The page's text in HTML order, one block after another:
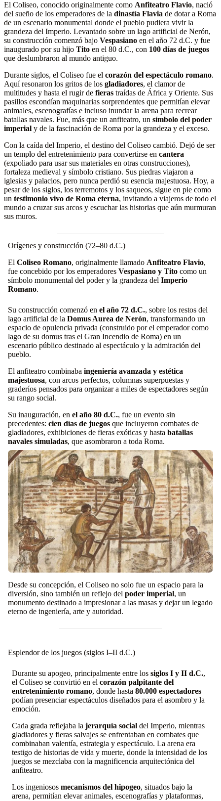
El Coliseo, conocido originalmente como Anfiteatro Flavio, nació
del sueño de los emperadores de la dinastía Flavia de dotar a Roma
de un escenario monumental donde el pueblo pudiera vivir la
grandeza del Imperio. Levantado sobre un lago artificial de Nerón,
su construcción comenzó bajo Vespasiano en el año 72 d.C. y fue
inaugurado por su hijo Tito en el 80 d.C., con 100 días de juegos
que deslumbraron al mundo antiguo.
Durante siglos, el Coliseo fue el corazón del espectáculo romano.
Aquí resonaron los gritos de los gladiadores, el clamor de
multitudes y hasta el rugir de fieras traídas de África y Oriente. Sus
pasillos escondían maquinarias sorprendentes que permitían elevar
animales, escenografías e incluso inundar la arena para recrear
batallas navales. Fue, más que un anfiteatro, un símbolo del poder
imperial y de la fascinación de Roma por la grandeza y el exceso.
Con la caída del Imperio, el destino del Coliseo cambió. Dejó de ser
un templo del entretenimiento para convertirse en cantera
(expoliado para usar sus materiales en otras construcciones),
fortaleza medieval y símbolo cristiano. Sus piedras viajaron a
iglesias y palacios, pero nunca perdió su esencia majestuosa. Hoy, a
pesar de los siglos, los terremotos y los saqueos, sigue en pie como
un testimonio vivo de Roma eterna, invitando a viajeros de todo el
mundo a cruzar sus arcos y escuchar las historias que aún murmuran
sus muros.
Orígenes y construcción (72–80 d.C.)
El Coliseo Romano, originalmente llamado Anfiteatro Flavio,
fue concebido por los emperadores Vespasiano y Tito como un
símbolo monumental del poder y la grandeza del Imperio
Romano.
Su construcción comenzó en el año 72 d.C., sobre los restos del
lago artificial de la Domus Aurea de Nerón, transformando un
espacio de opulencia privada (construido por el emperador como
lago de su domus tras el Gran Incendio de Roma) en un
escenario público destinado al espectáculo y la admiración del
pueblo.
El anfiteatro combinaba ingeniería avanzada y estética
majestuosa, con arcos perfectos, columnas superpuestas y
graderíos pensados para organizar a miles de espectadores según
su rango social.
Su inauguración, en el año 80 d.C., fue un evento sin
precedentes: cien días de juegos que incluyeron combates de
gladiadores, exhibiciones de fieras exóticas y hasta batallas
navales simuladas, que asombraron a toda Roma.
Desde su concepción, el Coliseo no solo fue un espacio para la
diversión, sino también un reflejo del poder imperial, un
monumento destinado a impresionar a las masas y dejar un legado
eterno de ingeniería, arte y autoridad.
Esplendor de los juegos (siglos I–II d.C.)
Durante su apogeo, principalmente entre los siglos I y II d.C.,
el Coliseo se convirtió en el corazón palpitante del
entretenimiento romano, donde hasta 80.000 espectadores
podían presenciar espectáculos diseñados para el asombro y la
emoción.
Cada grada reflejaba la jerarquía social del Imperio, mientras
gladiadores y fieras salvajes se enfrentaban en combates que
combinaban valentía, estrategia y espectáculo. La arena era
testigo de historias de vida y muerte, donde la intensidad de los
juegos se mezclaba con la magnificencia arquitectónica del
anfiteatro.
Los ingeniosos mecanismos del hipogeo, situados bajo la
arena, permitían elevar animales, escenografías y plataformas,